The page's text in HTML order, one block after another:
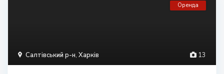
13
Салтівський р-н, Харків
Оренда